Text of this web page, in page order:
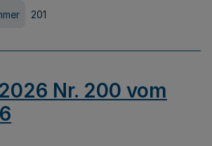
201
Nr. 200 vom